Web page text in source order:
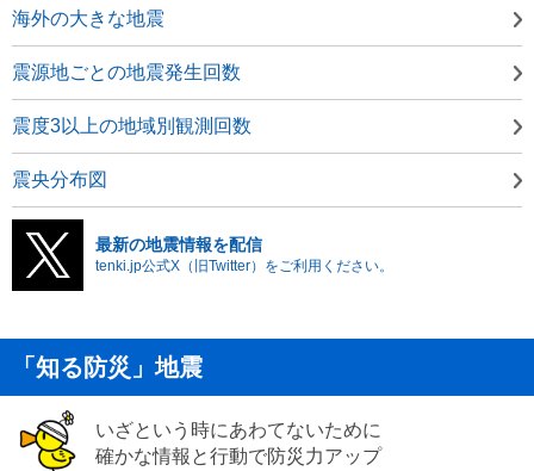
海外の大きな地震
震源地ごとの地震発生回数
震度3以上の地域別観測回数
震央分布図
最新の地震情報を配信
tenki.jp公式X（旧Twitter）をご利用ください。
「知る防災」地震
いざという時にあわてないために
確かな情報と行動で防災力アップ